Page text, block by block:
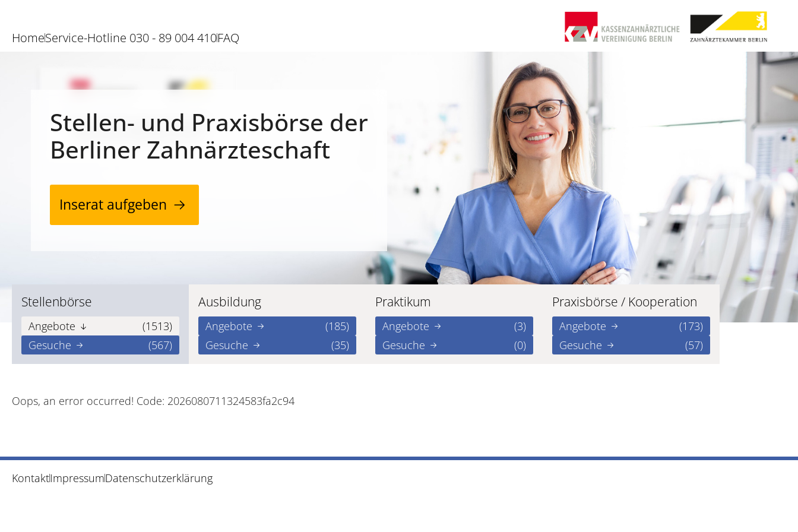
HomeService-Hotline 030 - 89 004 410FAQ
Stellen- und Praxisbörse der
Berliner Zahnärzteschaft
Inserat aufgeben
Stellenbörse
Angebote
(1513)
Gesuche
(567)
Ausbildung
Angebote
(185)
Gesuche
(35)
Praktikum
Angebote
(3)
Gesuche
(0)
Praxisbörse / Kooperation
Angebote
(173)
Gesuche
(57)
Oops, an error occurred! Code: 2026080711324583fa2c94
KontaktImpressumDatenschutzerklärung